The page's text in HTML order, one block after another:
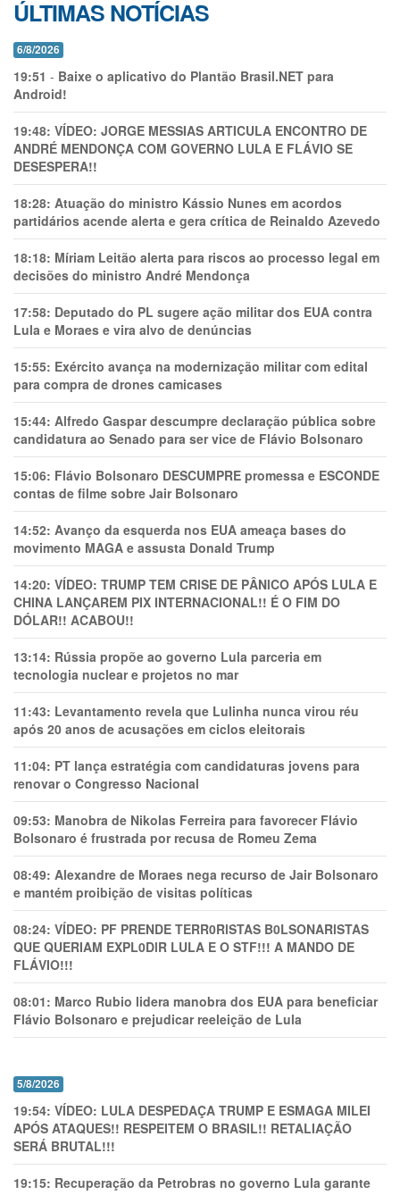
ÚLTIMAS NOTÍCIAS
6/8/2026
19:51 - Baixe o aplicativo do Plantão Brasil.NET para
Android!
19:48: VÍDEO: JORGE MESSIAS ARTICULA ENCONTRO DE
ANDRÉ MENDONÇA COM GOVERNO LULA E FLÁVIO SE
DESESPERA!!
18:28: Atuação do ministro Kássio Nunes em acordos
partidários acende alerta e gera crítica de Reinaldo Azevedo
18:18: Míriam Leitão alerta para riscos ao processo legal em
decisões do ministro André Mendonça
17:58: Deputado do PL sugere ação militar dos EUA contra
Lula e Moraes e vira alvo de denúncias
15:55: Exército avança na modernização militar com edital
para compra de drones camicases
15:44: Alfredo Gaspar descumpre declaração pública sobre
candidatura ao Senado para ser vice de Flávio Bolsonaro
15:06: Flávio Bolsonaro DESCUMPRE promessa e ESCONDE
contas de filme sobre Jair Bolsonaro
14:52: Avanço da esquerda nos EUA ameaça bases do
movimento MAGA e assusta Donald Trump
14:20: VÍDEO: TRUMP TEM CRlSE DE PÂNlCO APÓS LULA E
CHINA LANÇAREM PIX INTERNACIONAL!! É O FIM DO
DÓLAR!! ACABOU!!
13:14: Rússia propõe ao governo Lula parceria em
tecnologia nuclear e projetos no mar
11:43: Levantamento revela que Lulinha nunca virou réu
após 20 anos de acusações em ciclos eleitorais
11:04: PT lança estratégia com candidaturas jovens para
renovar o Congresso Nacional
09:53: Manobra de Nikolas Ferreira para favorecer Flávio
Bolsonaro é frustrada por recusa de Romeu Zema
08:49: Alexandre de Moraes nega recurso de Jair Bolsonaro
e mantém proibição de visitas políticas
08:24: VÍDEO: PF PRENDE TERR0RlSTAS B0LSONARlSTAS
QUE QUERIAM EXPL0DlR LULA E O STF!!! A MANDO DE
FLÁVIO!!!
08:01: Marco Rubio lidera manobra dos EUA para beneficiar
Flávio Bolsonaro e prejudicar reeleição de Lula
5/8/2026
19:54: VÍDEO: LULA DESPEDAÇA TRUMP E ESMAGA MILEI
APÓS ATAQUES!! RESPEITEM O BRASIL!! RETALIAÇÃO
SERÁ BRUTAL!!!
19:15: Recuperação da Petrobras no governo Lula garante